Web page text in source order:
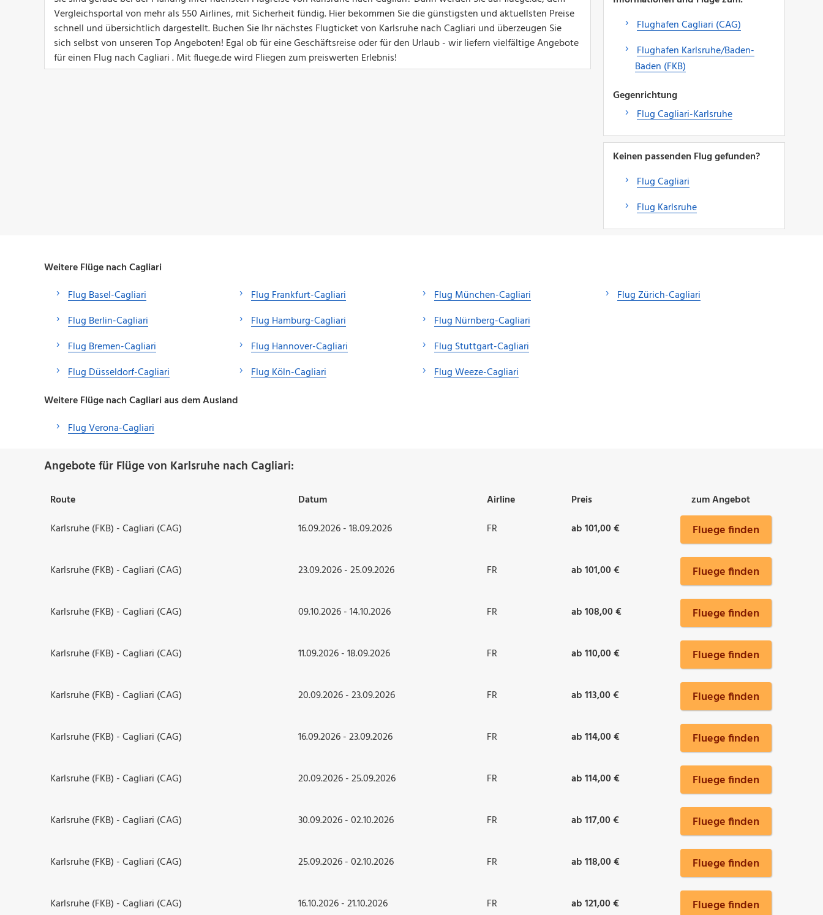
Vergleichsportal von mehr als 550 Airlines, mit Sicherheit fündig. Hier bekommen Sie die günstigsten und aktuellsten Preise
schnell und übersichtlich dargestellt. Buchen Sie Ihr nächstes Flugticket von Karlsruhe nach Cagliari und überzeugen Sie
sich selbst von unseren Top Angeboten! Egal ob für eine Geschäftsreise oder für den Urlaub - wir liefern vielfältige Angebote
für einen Flug nach Cagliari . Mit fluege.de wird Fliegen zum preiswerten Erlebnis!
Flughafen Cagliari (CAG)
Flughafen Karlsruhe/Baden-
Baden (FKB)
Gegenrichtung
Flug Cagliari-Karlsruhe
Keinen passenden Flug gefunden?
Flug Cagliari
Flug Karlsruhe
Weitere Flüge nach Cagliari
Flug Basel-Cagliari
Flug Berlin-Cagliari
Flug Bremen-Cagliari
Flug Düsseldorf-Cagliari
Flug Frankfurt-Cagliari
Flug Hamburg-Cagliari
Flug Hannover-Cagliari
Flug Köln-Cagliari
Flug München-Cagliari
Flug Nürnberg-Cagliari
Flug Stuttgart-Cagliari
Flug Weeze-Cagliari
Flug Zürich-Cagliari
Weitere Flüge nach Cagliari aus dem Ausland
Flug Verona-Cagliari
Angebote für Flüge von Karlsruhe nach Cagliari:
Route Datum Airline Preis
zum Angebot
Karlsruhe (FKB) - Cagliari (CAG)
16.09.2026 - 18.09.2026 FR ab 101,00 € Fluege finden
Karlsruhe (FKB) - Cagliari (CAG) 23.09.2026 - 25.09.2026 FR ab 101,00 € Fluege finden
Karlsruhe (FKB) - Cagliari (CAG) 09.10.2026 - 14.10.2026 FR ab 108,00 € Fluege finden
Karlsruhe (FKB) - Cagliari (CAG) 11.09.2026 - 18.09.2026 FR ab 110,00 € Fluege finden
Karlsruhe (FKB) - Cagliari (CAG) 20.09.2026 - 23.09.2026 FR ab 113,00 € Fluege finden
Karlsruhe (FKB) - Cagliari (CAG) 16.09.2026 - 23.09.2026 FR ab 114,00 € Fluege finden
Karlsruhe (FKB) - Cagliari (CAG) 20.09.2026 - 25.09.2026 FR ab 114,00 € Fluege finden
Karlsruhe (FKB) - Cagliari (CAG) 30.09.2026 - 02.10.2026 FR ab 117,00 € Fluege finden
Karlsruhe (FKB) - Cagliari (CAG) 25.09.2026 - 02.10.2026 FR ab 118,00 € Fluege finden
Karlsruhe (FKB) - Cagliari (CAG) 16.10.2026 - 21.10.2026 FR ab 121,00 € Fluege finden